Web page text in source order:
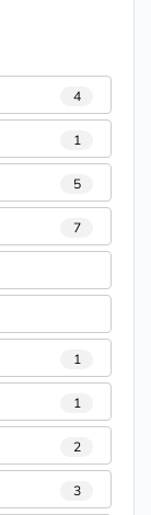
4
1
5
7
1
1
2
3